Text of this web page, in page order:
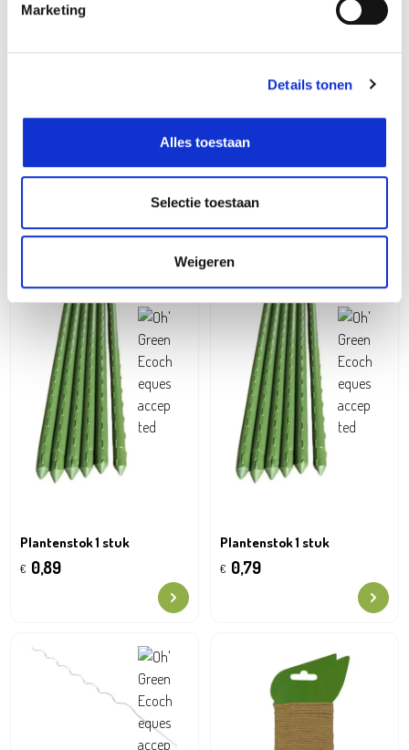
Marketing
Details tonen
Alles toestaan
Selectie toestaan
Weigeren
€1,49
Plantenstok 1 stuk
€0,99
Plantenstok 1 stuk
€ 0,89
Plantenstok 1 stuk
€ 0,79